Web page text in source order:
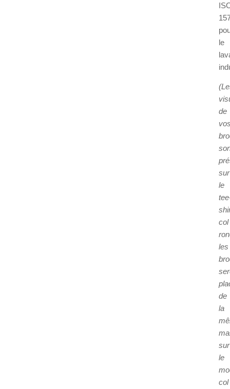
le
de
sur
le
col
les
de
la
sur
le
col